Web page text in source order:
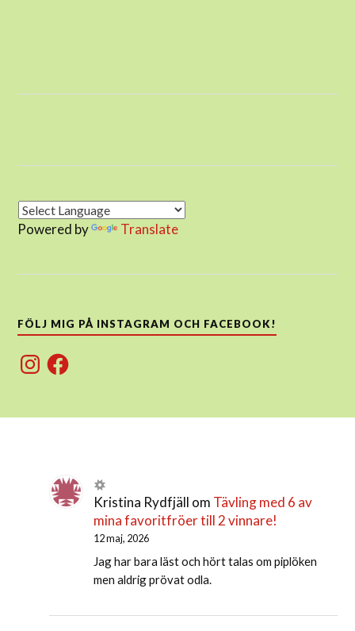
Powered by Translate
FÖLJ MIG PÅ INSTAGRAM OCH FACEBOOK!
InstagramFacebook
Kristina Rydfjäll om Tävling med 6 av
mina favoritfröer till 2 vinnare!
12 maj, 2026
Jag har bara läst och hört talas om piplöken
men aldrig prövat odla.